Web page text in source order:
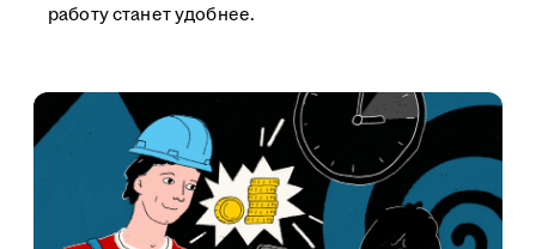
работу станет удобнее.